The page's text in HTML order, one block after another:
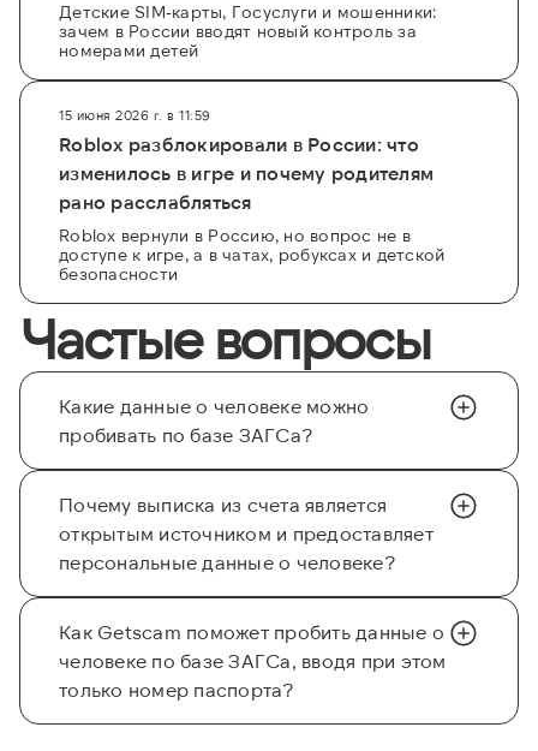
Детские SIM-карты, Госуслуги и мошенники:
зачем в России вводят новый контроль за
номерами детей
15 июня 2026 г. в 11:59
Roblox разблокировали в России: что
изменилось в игре и почему родителям
рано расслабляться
Roblox вернули в Россию, но вопрос не в
доступе к игре, а в чатах, робуксах и детской
безопасности
Частые вопросы
Какие данные о человеке можно
пробивать по базе ЗАГСа?
Почему выписка из счета является
открытым источником и предоставляет
персональные данные о человеке?
Как Getscam поможет пробить данные о
человеке по базе ЗАГСа, вводя при этом
только номер паспорта?